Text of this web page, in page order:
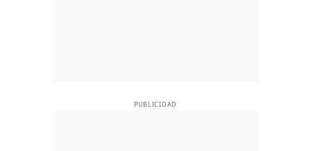
PUBLICIDAD